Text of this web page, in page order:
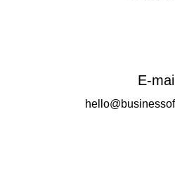
E-mail